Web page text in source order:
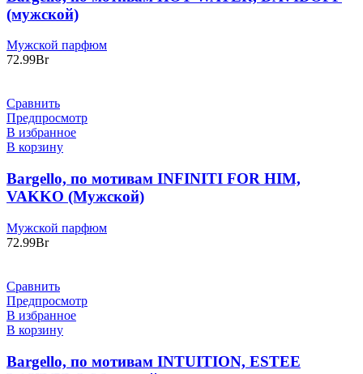
(мужской)
Мужской парфюм
72.99Br
Сравнить
Предпросмотр
В избранное
В корзину
Bargello, по мотивам INFINITI FOR HIM,
VAKKO (Мужской)
Мужской парфюм
72.99Br
Сравнить
Предпросмотр
В избранное
В корзину
Bargello, по мотивам INTUITION, ESTEE